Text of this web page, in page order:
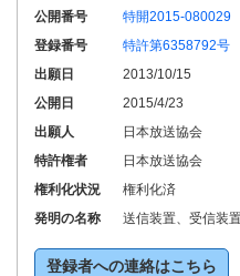
公開番号
特開2015-080029
登録番号
特許第6358792号
出願日
2013/10/15
公開日
2015/4/23
出願人
日本放送協会
特許権者
日本放送協会
権利化状況
権利化済
発明の名称
送信装置、受信装
登録者への連絡はこちら